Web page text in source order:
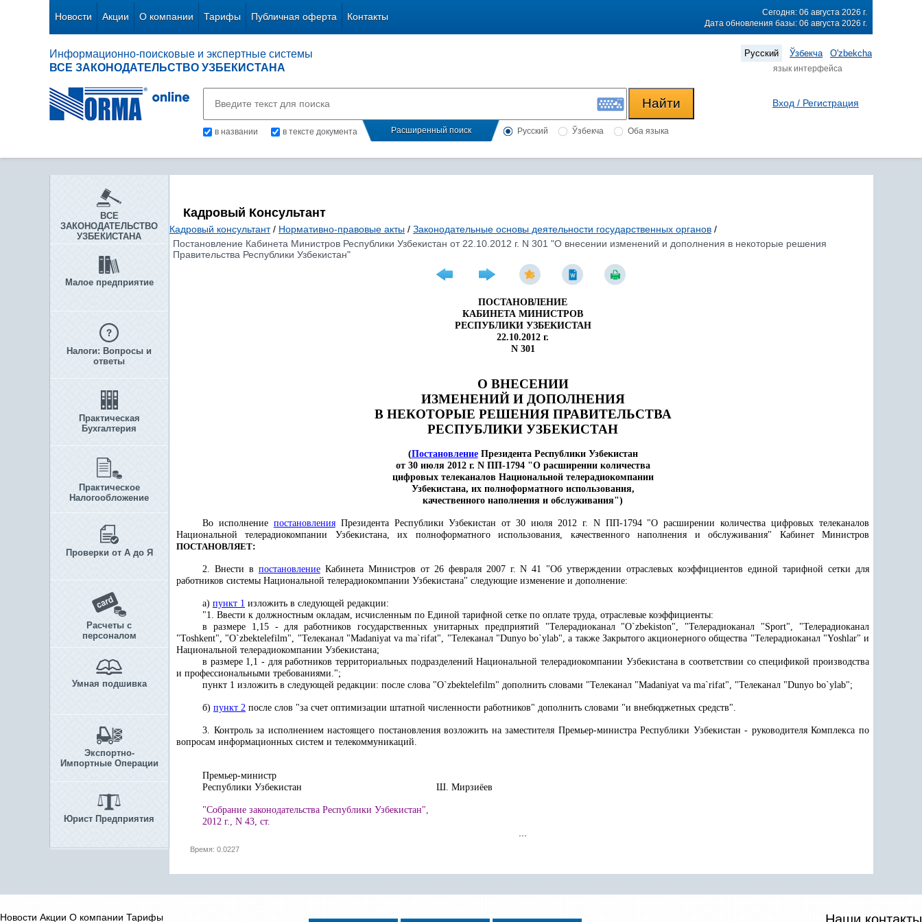
Новости Акции О компании Тарифы Публичная оферта Контакты
Сегодня: 06 августа 2026 г.
Дата обновления базы: 06 августа 2026 г.
Информационно-поисковые и экспертные системы
ВСЕ ЗАКОНОДАТЕЛЬСТВО УЗБЕКИСТАНА
Русский Ўзбекча O'zbekcha
язык интерфейса
в названии в тексте документа Расширенный поиск Русский Ўзбекча Оба языка
Вход / Регистрация
ВСЕ
ЗАКОНОДАТЕЛЬСТВО
УЗБЕКИСТАНА
Малое предприятие
Налоги: Вопросы и
ответы
Практическая
Бухгалтерия
Практическое
Налогообложение
Проверки от А до Я
Расчеты с
персоналом
Умная подшивка
Экспортно-
Импортные Операции
Юрист Предприятия
Кадровый Консультант
Кадровый консультант / Нормативно-правовые акты / Законодательные основы деятельности государственных органов /
Постановление Кабинета Министров Республики Узбекистан от 22.10.2012 г. N 301 "О внесении изменений и дополнения в некоторые решения
Правительства Республики Узбекистан"
ПОСТАНОВЛЕНИЕ
КАБИНЕТА МИНИСТРОВ
РЕСПУБЛИКИ УЗБЕКИСТАН
22.10.2012 г.
N 301
О ВНЕСЕНИИ
ИЗМЕНЕНИЙ И ДОПОЛНЕНИЯ
В НЕКОТОРЫЕ РЕШЕНИЯ ПРАВИТЕЛЬСТВА
РЕСПУБЛИКИ УЗБЕКИСТАН
(ПостановлениеПрезидента Республики Узбекистан
от 30 июля 2012 г. N ПП-1794 "О расширении количества
цифровых телеканалов Национальной телерадиокомпании
Узбекистана, их полноформатного использования,
качественного наполнения и обслуживания")
Во исполнение постановленияПрезидента Республики Узбекистан от 30 июля 2012 г. N ПП-1794 "О расширении количества цифровых телеканалов
Национальной телерадиокомпании Узбекистана, их полноформатного использования, качественного наполнения и обслуживания" Кабинет Министров
ПОСТАНОВЛЯЕТ:
2. Внести в постановлениеКабинета Министров от 26 февраля 2007 г. N 41 "Об утверждении отраслевых коэффициентов единой тарифной сетки для
работников системы Национальной телерадиокомпании Узбекистана" следующие изменение и дополнение:
а) пункт 1 изложить в следующей редакции:
"1. Ввести к должностным окладам, исчисленным по Единой тарифной сетке по оплате труда, отраслевые коэффициенты:
в размере 1,15 - для работников государственных унитарных предприятий "Телерадиоканал "O`zbekiston", "Телерадиоканал "Sport", "Телерадиоканал
"Toshkent", "O`zbektelefilm", "Телеканал "Madaniyat va ma`rifat", "Телеканал "Dunyo bo`ylab", а также Закрытого акционерного общества "Телерадиоканал "Yoshlar" и
Национальной телерадиокомпании Узбекистана;
в размере 1,1 - для работников территориальных подразделений Национальной телерадиокомпании Узбекистана в соответствии со спецификой производства
и профессиональными требованиями.";
пункт 1 изложить в следующей редакции: после слова "O`zbektelefilm" дополнить словами "Телеканал "Madaniyat va ma`rifat", "Телеканал "Dunyo bo`ylab";
б) пункт 2 после слов "за счет оптимизации штатной численности работников" дополнить словами "и внебюджетных средств".
3. Контроль за исполнением настоящего постановления возложить на заместителя Премьер-министра Республики Узбекистан - руководителя Комплекса по
вопросам информационных систем и телекоммуникаций.
Премьер-министр
Республики Узбекистан Ш. Мирзиёев
"Собрание законодательства Республики Узбекистан",
2012 г., N 43, ст.
Время: 0.0227
Новости Акции О компании Тарифы